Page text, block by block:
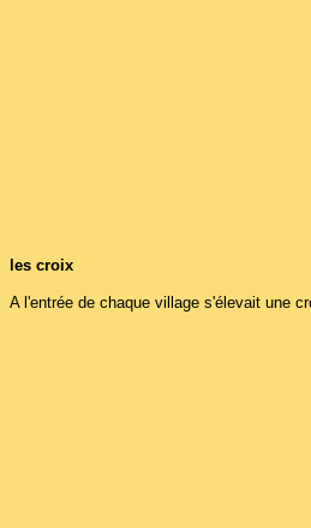
les croix
A l'entrée de chaque village s'élevait une